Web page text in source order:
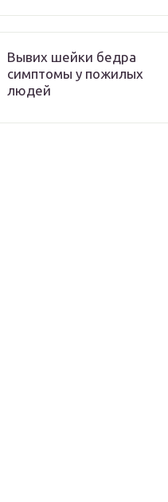
Вывих шейки бедра
симптомы у пожилых
людей